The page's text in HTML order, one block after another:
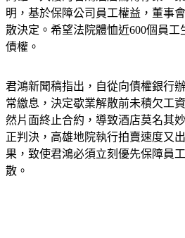
明，基於保障公司員工權益，董事
散決定。希望法院體恤近600個員
債權。
君鴻新聞稿指出，自從向債權銀行
常繳息，決定歇業解散前未積欠工
然片面終止合約，導致酒店莫名其
正判決，高雄地院執行拍賣速度又
果，致使君鴻必須立刻優先保障員
散。